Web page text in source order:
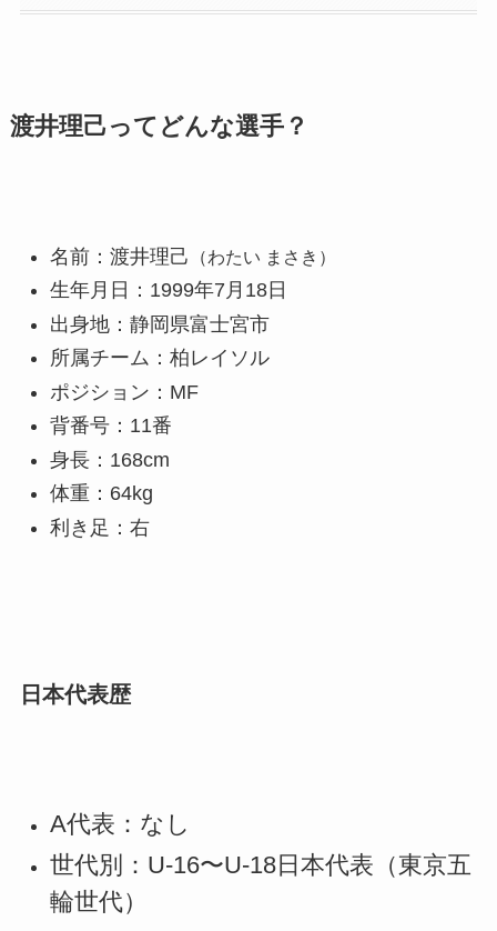
渡井理己ってどんな選手？
名前：渡井理己 （わたい まさき）
生年月日：1999年7月18日
出身地：静岡県富士宮市
所属チーム：柏レイソル
ポジション：MF
背番号：11番
身長：168cm
体重：64kg
利き足：右
日本代表歴
A代表：なし
世代別：U-16〜U-18日本代表（東京五
輪世代）